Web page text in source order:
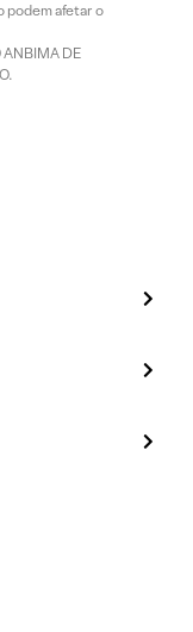
podem afetar o
ANBIMA DE